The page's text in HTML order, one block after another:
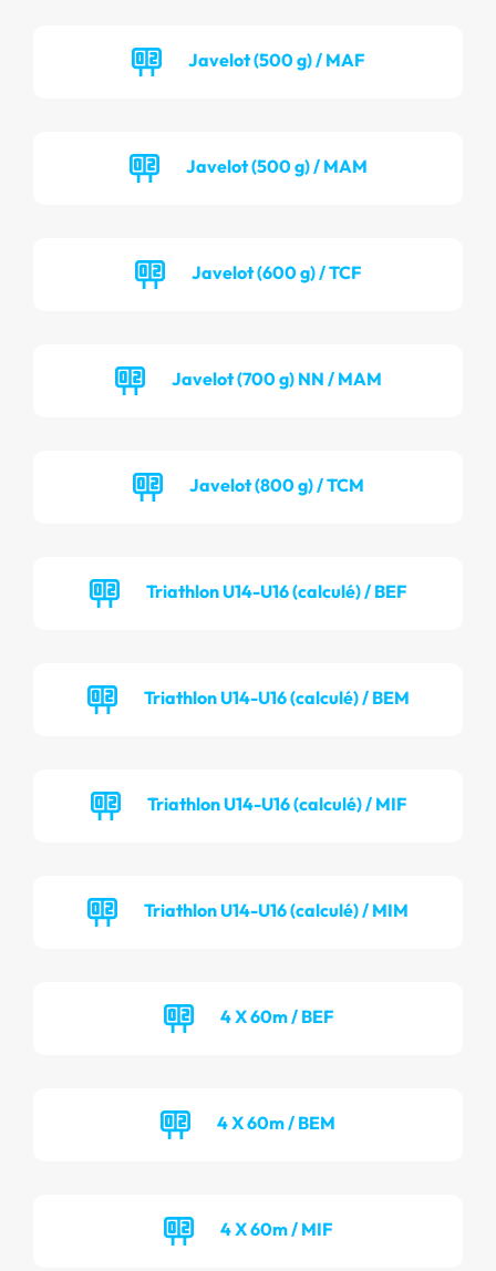
Javelot (500 g) / MAF
Javelot (500 g) / MAM
Javelot (600 g) / TCF
Javelot (700 g) NN / MAM
Javelot (800 g) / TCM
Triathlon U14-U16 (calculé) / BEF
Triathlon U14-U16 (calculé) / BEM
Triathlon U14-U16 (calculé) / MIF
Triathlon U14-U16 (calculé) / MIM
4 X 60m / BEF
4 X 60m / BEM
4 X 60m / MIF